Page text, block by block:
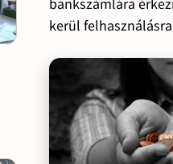
kerül